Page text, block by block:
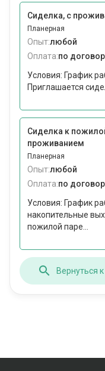
Сиделка, с
Планерная
Опыт:любой
Оплата:по
Условия: График
Приглашается
Сиделка к
проживанием
Планерная
Опыт:любой
Оплата:по
Условия: График
накопительные
пожилой паре...
Вернуться